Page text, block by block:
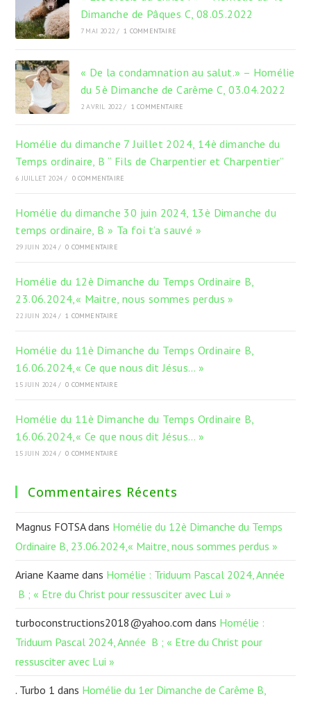
Dimanche de Pâques C, 08.05.2022
7 MAI 2022 / 1 COMMENTAIRE
« De la condamnation au salut.» – Homélie
du 5è Dimanche de Carême C, 03.04.2022
2 AVRIL 2022 / 1 COMMENTAIRE
Homélie du dimanche 7 Juillet 2024, 14è dimanche du
Temps ordinaire, B “ Fils de Charpentier et Charpentier”
6 JUILLET 2024 / 0 COMMENTAIRE
Homélie du dimanche 30 juin 2024, 13è Dimanche du
temps ordinaire, B » Ta foi t’a sauvé »
29 JUIN 2024 / 0 COMMENTAIRE
Homélie du 12è Dimanche du Temps Ordinaire B,
23.06.2024,« Maitre, nous sommes perdus »
22 JUIN 2024 / 1 COMMENTAIRE
Homélie du 11è Dimanche du Temps Ordinaire B,
16.06.2024,« Ce que nous dit Jésus… »
15 JUIN 2024 / 0 COMMENTAIRE
Homélie du 11è Dimanche du Temps Ordinaire B,
16.06.2024,« Ce que nous dit Jésus… »
15 JUIN 2024 / 0 COMMENTAIRE
Commentaires Récents
Magnus FOTSAdans Homélie du 12è Dimanche du Temps
Ordinaire B, 23.06.2024,« Maitre, nous sommes perdus »
Ariane Kaame dans Homélie : Triduum Pascal 2024, Année
B ; « Etre du Christ pour ressusciter avec Lui »
turboconstructions2018@yahoo.com dans Homélie :
Triduum Pascal 2024, Année B ; « Etre du Christ pour
ressusciter avec Lui »
. Turbo 1 dans Homélie du 1er Dimanche de Carême B,